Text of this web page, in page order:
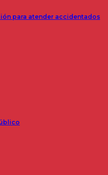
para atender accidentados